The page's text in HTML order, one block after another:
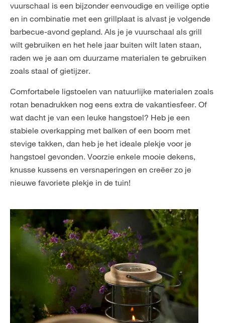
vuurschaal is een bijzonder eenvoudige en veilige optie
en in combinatie met een grillplaat is alvast je volgende
barbecue-avond gepland. Als je je vuurschaal als grill
wilt gebruiken en het hele jaar buiten wilt laten staan,
raden we je aan om duurzame materialen te gebruiken
zoals staal of gietijzer.
Comfortabele ligstoelen van natuurlijke materialen zoals
rotan benadrukken nog eens extra de vakantiesfeer. Of
wat dacht je van een leuke hangstoel? Heb je een
stabiele overkapping met balken of een boom met
stevige takken, dan heb je het ideale plekje voor je
hangstoel gevonden. Voorzie enkele mooie dekens,
knusse kussens en versnaperingen en creëer zo je
nieuwe favoriete plekje in de tuin!